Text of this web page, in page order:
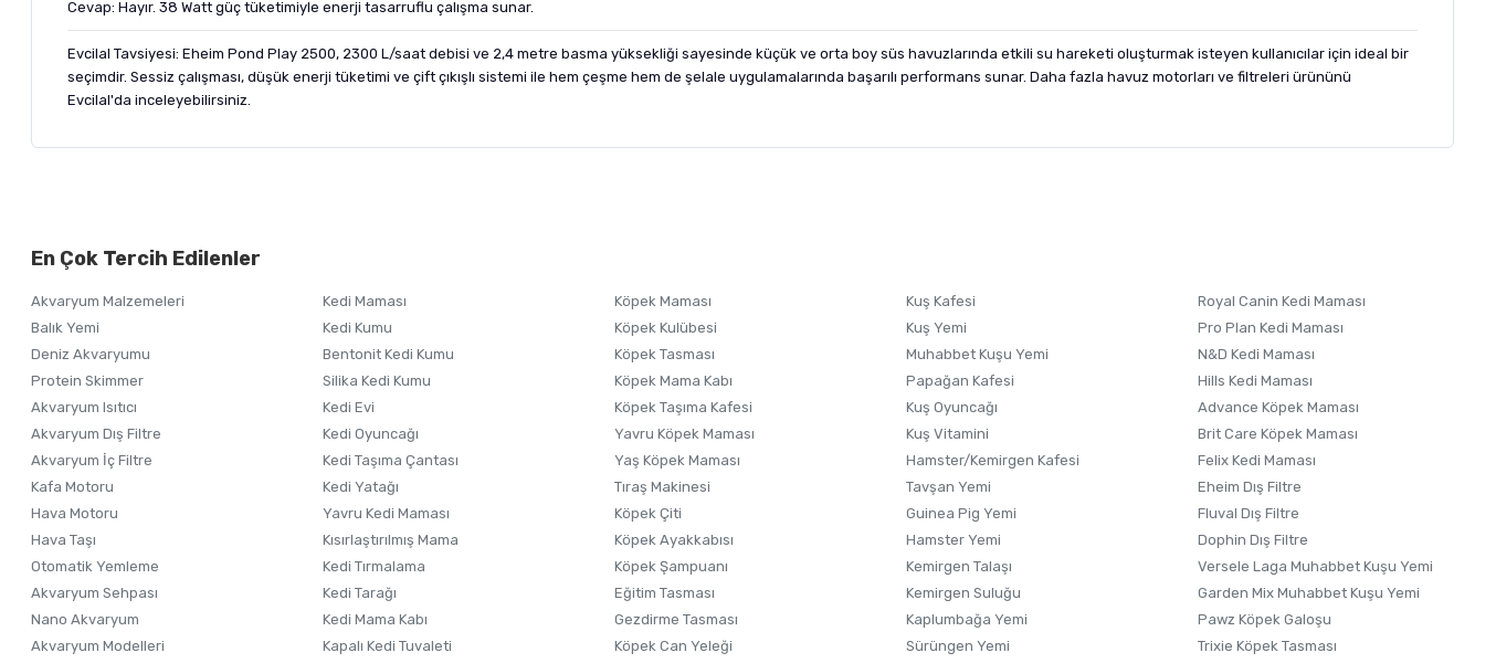
Cevap: Hayır. 38 Watt güç tüketimiyle enerji tasarruflu çalışma sunar.
Evcilal Tavsiyesi: Eheim Pond Play 2500, 2300 L/saat debisi ve 2,4 metre basma yüksekliği sayesinde küçük ve orta boy süs havuzlarında etkili su hareketi oluşturmak isteyen kullanıcılar için ideal bir
seçimdir. Sessiz çalışması, düşük enerji tüketimi ve çift çıkışlı sistemi ile hem çeşme hem de şelale uygulamalarında başarılı performans sunar. Daha fazla havuz motorları ve filtreleri ürününü
Evcilal'da inceleyebilirsiniz.
Ürünü Satın Al ve Yorumla
Ürün açıklamasında eksik bilgiler bulunuyor.
Ürün fiyatı diğer sitelerden daha pahalı.
Bu ürüne benzer farklı alternatifler olmalı.
Gönder
En Çok Tercih Edilenler
Akvaryum Malzemeleri
Balık Yemi
Deniz Akvaryumu
Protein Skimmer
Akvaryum Isıtıcı
Akvaryum Dış Filtre
Akvaryum İç Filtre
Kafa Motoru
Hava Motoru
Hava Taşı
Otomatik Yemleme
Akvaryum Sehpası
Nano Akvaryum
Akvaryum Modelleri
Kedi Maması
Kedi Kumu
Bentonit Kedi Kumu
Silika Kedi Kumu
Kedi Evi
Kedi Oyuncağı
Kedi Taşıma Çantası
Kedi Yatağı
Yavru Kedi Maması
Kısırlaştırılmış Mama
Kedi Tırmalama
Kedi Tarağı
Kedi Mama Kabı
Kapalı Kedi Tuvaleti
Köpek Maması
Köpek Kulübesi
Köpek Tasması
Köpek Mama Kabı
Köpek Taşıma Kafesi
Yavru Köpek Maması
Yaş Köpek Maması
Tıraş Makinesi
Köpek Çiti
Köpek Ayakkabısı
Köpek Şampuanı
Eğitim Tasması
Gezdirme Tasması
Köpek Can Yeleği
Kuş Kafesi
Kuş Yemi
Muhabbet Kuşu Yemi
Papağan Kafesi
Kuş Oyuncağı
Kuş Vitamini
Hamster/Kemirgen Kafesi
Tavşan Yemi
Guinea Pig Yemi
Hamster Yemi
Kemirgen Talaşı
Kemirgen Suluğu
Kaplumbağa Yemi
Sürüngen Yemi
Royal Canin Kedi Maması
Pro Plan Kedi Maması
N&D Kedi Maması
Hills Kedi Maması
Advance Köpek Maması
Brit Care Köpek Maması
Felix Kedi Maması
Eheim Dış Filtre
Fluval Dış Filtre
Dophin Dış Filtre
Versele Laga Muhabbet Kuşu Yemi
Garden Mix Muhabbet Kuşu Yemi
Pawz Köpek Galoşu
Trixie Köpek Tasması